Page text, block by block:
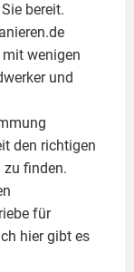
bereit.
mit wenigen
und
den richtigen
zu finden.
für
hier gibt es